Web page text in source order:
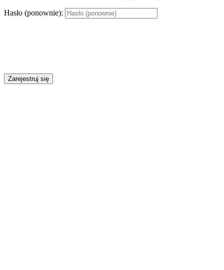
Hasło (ponownie):
Zarejestruj się